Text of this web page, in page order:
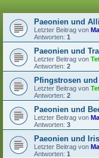
Paeonien und
Letzter Beitrag von
Antworten: 1
Paeonien und
Letzter Beitrag von
Antworten: 2
Pfingstrosen und
Letzter Beitrag von
Antworten: 2
Paeonien und
Letzter Beitrag von
Antworten: 3
Paeonien und
Letzter Beitrag von
Antworten: 1